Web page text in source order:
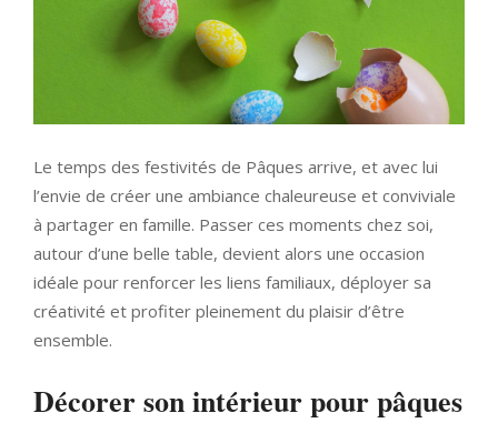
Le temps des festivités de Pâques arrive, et avec lui
l’envie de créer une ambiance chaleureuse et conviviale
à partager en famille. Passer ces moments chez soi,
autour d’une belle table, devient alors une occasion
idéale pour renforcer les liens familiaux, déployer sa
créativité et profiter pleinement du plaisir d’être
ensemble.
Décorer son intérieur pour pâques